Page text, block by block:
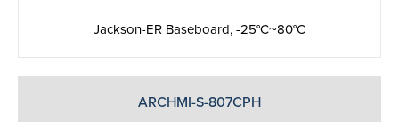
Jackson-ER Baseboard, -25°C~80°C
ARCHMI-S-807CPH